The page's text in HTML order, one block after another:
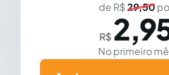
de R$29,50
R$
No primeiro